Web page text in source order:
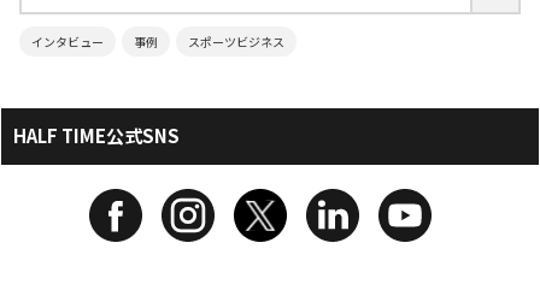
インタビュー 事例 スポーツビジネス
HALF TIME公式SNS